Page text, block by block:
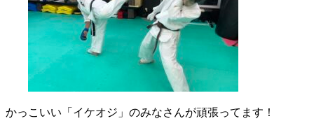
かっこいい「イケオジ」のみなさんが頑張ってます！